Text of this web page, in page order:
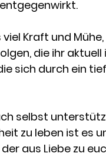
Kraft und
die ihr
sich durch ein
selbst
zu leben ist es
aus Liebe zu